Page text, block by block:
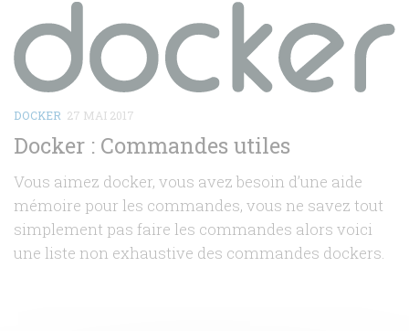
DOCKER 27 MAI 2017
Docker : Commandes utiles
Vous aimez docker, vous avez besoin d’une aide
mémoire pour les commandes, vous ne savez tout
simplement pas faire les commandes alors voici
une liste non exhaustive des commandes dockers.